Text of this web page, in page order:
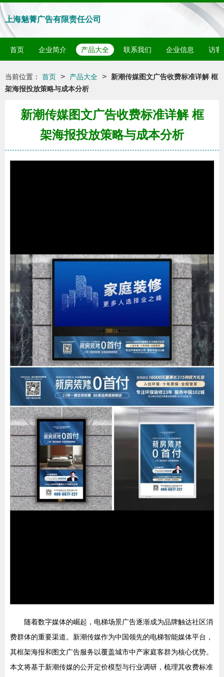
上海魅菁广告有限责任公司
首页 企业简介 产品大全 联系我们 企业信息 访客
当前位置： 首页 > 产品大全 >
新潮传媒图文广告收费标准详解 框
架海报投放策略与成本分析
新潮传媒图文广告收费标准详解 框
架海报投放策略与成本分析
随着数字媒体的崛起，电梯场景广告逐渐成为品牌触达社区消
费群体的重要渠道。新潮传媒作为中国领先的电梯智能媒体平台，
其框架海报和图文广告服务以覆盖城市中产家庭客群为核心优势。
本文将基于新潮传媒的公开定价模型与行业调研，梳理其收费标准